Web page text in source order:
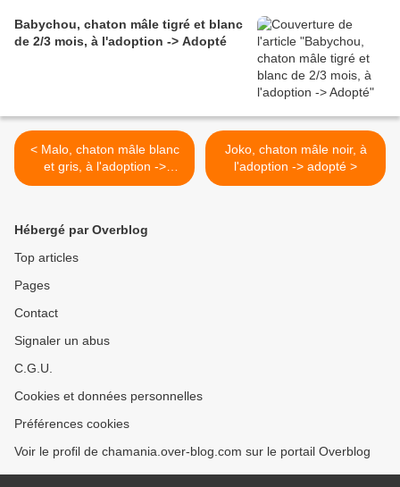
Babychou, chaton mâle tigré et blanc
de 2/3 mois, à l'adoption -> Adopté
< Malo, chaton mâle blanc
et gris, à l'adoption ->
adopté
Joko, chaton mâle noir, à
l'adoption -> adopté >
Hébergé par Overblog
Top articles
Pages
Contact
Signaler un abus
C.G.U.
Cookies et données personnelles
Préférences cookies
Voir le profil de chamania.over-blog.com sur le portail Overblog